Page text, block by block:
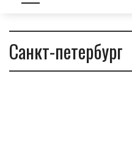
Санкт-петербург